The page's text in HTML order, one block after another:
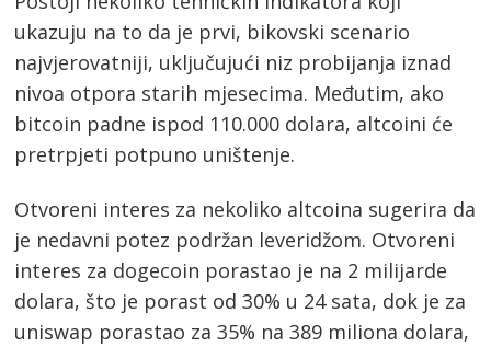
ukazuju na to da je prvi, bikovski scenario
najvjerovatniji, uključujući niz probijanja iznad
nivoa otpora starih mjesecima. Međutim, ako
bitcoin padne ispod 110.000 dolara, altcoini će
pretrpjeti potpuno uništenje.
Otvoreni interes za nekoliko altcoina sugerira da
je nedavni potez podržan leveridžom. Otvoreni
interes za dogecoin porastao je na 2 milijarde
dolara, što je porast od 30% u 24 sata, dok je za
uniswap porastao za 35% na 389 miliona dolara,
Post
navigation